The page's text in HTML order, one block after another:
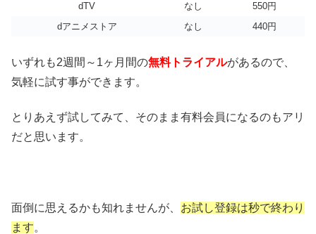
dTV
なし
550円
dアニメストア
なし 440円
いずれも2週間～1ヶ月間の無料トライアルがあるので、
気軽に試す事ができます。
とりあえず試してみて、そのまま有料会員になるのもアリ
だと思います。
面倒に思えるかも知れませんが、 お試し登録は秒で終わり
ます。